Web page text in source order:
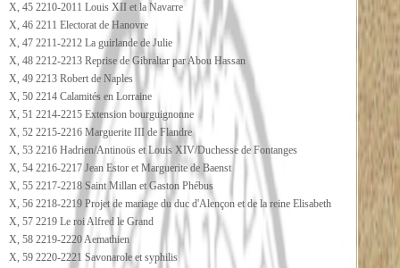
X, 45 2210-2011 Louis XII et la Navarre
X, 46 2211 Electorat de Hanovre
X, 47 2211-2212 La guirlande de Julie
X, 48 2212-2213 Reprise de Gibraltar par Abou Hassan
X, 49 2213 Robert de Naples
X, 50 2214 Calamités en Lorraine
X, 51 2214-2215 Extension bourguignonne
X, 52 2215-2216 Marguerite III de Flandre
X, 53 2216 Hadrien/Antinoüs et Louis XIV/Duchesse de Fontanges
X, 54 2216-2217 Jean Estor et Marguerite de Baenst
X, 55 2217-2218 Saint Millan et Gaston Phébus
X, 56 2218-2219 Projet de mariage du duc d'Alençon et de la reine Elisabeth
X, 57 2219 Le roi Alfred le Grand
X, 58 2219-2220 Aemathien
X, 59 2220-2221 Savonarole et syphilis